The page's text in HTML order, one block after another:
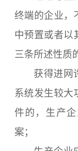
终端的企业，
中预置或者以
三条所述性质
获得进网
系统发生较大
件的，生产
案；